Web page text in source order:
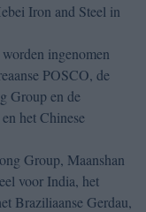
Iron and Steel in
ingenomen
POSCO, de
Group en de
het Chinese
Group, Maanshan
voor India, het
Braziliaanse Gerdau,